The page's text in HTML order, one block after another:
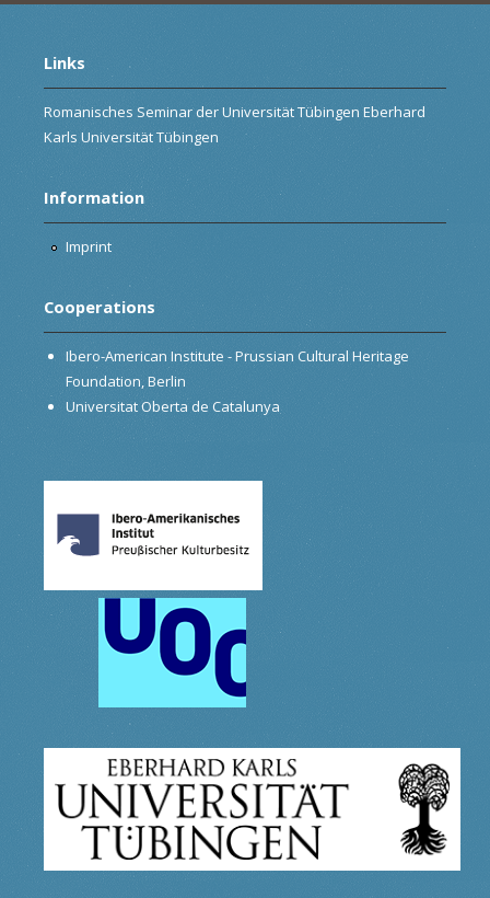
Links
Romanisches Seminar der Universität Tübingen Eberhard
Karls Universität Tübingen
Information
Imprint
Cooperations
Ibero-American Institute - Prussian Cultural Heritage
Foundation, Berlin
Universitat Oberta de Catalunya